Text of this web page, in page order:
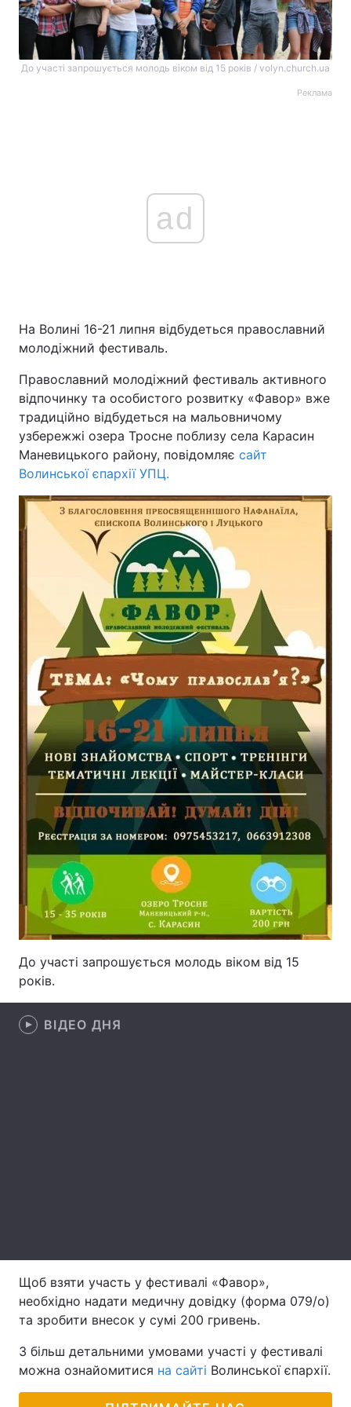
Головна Війна
Україна Політика
Спорт Наука
Техно і зв'язок Лайт
Зброя Інциденти
Здоров'я Туризм
Цікавинки Погода
Екологія Регіони
Лонгріди
Відео з Youtube Статті
Інтерв'ю Думки
Вакансії
Контакти
Послуги
До участі запрошується молодь віком від 15 років / volyn.church.ua
Реклама
ad
На Волині 16-21 липня відбудеться православний
молодіжний фестиваль.
Православний молодіжний фестиваль активного
відпочинку та особистого розвитку «Фавор» вже
традиційно відбудеться на мальовничому
узбережжі озера Тросне поблизу села Карасин
Маневицького району, повідомляє сайт
Волинської єпархії УПЦ.
До участі запрошується молодь віком від 15
років.
ВІДЕО ДНЯ
Щоб взяти участь у фестивалі «Фавор»,
необхідно надати медичну довідку (форма 079/о)
та зробити внесок у сумі 200 гривень.
З більш детальними умовами участі у фестивалі
можна ознайомитися на сайті Волинської єпархії.